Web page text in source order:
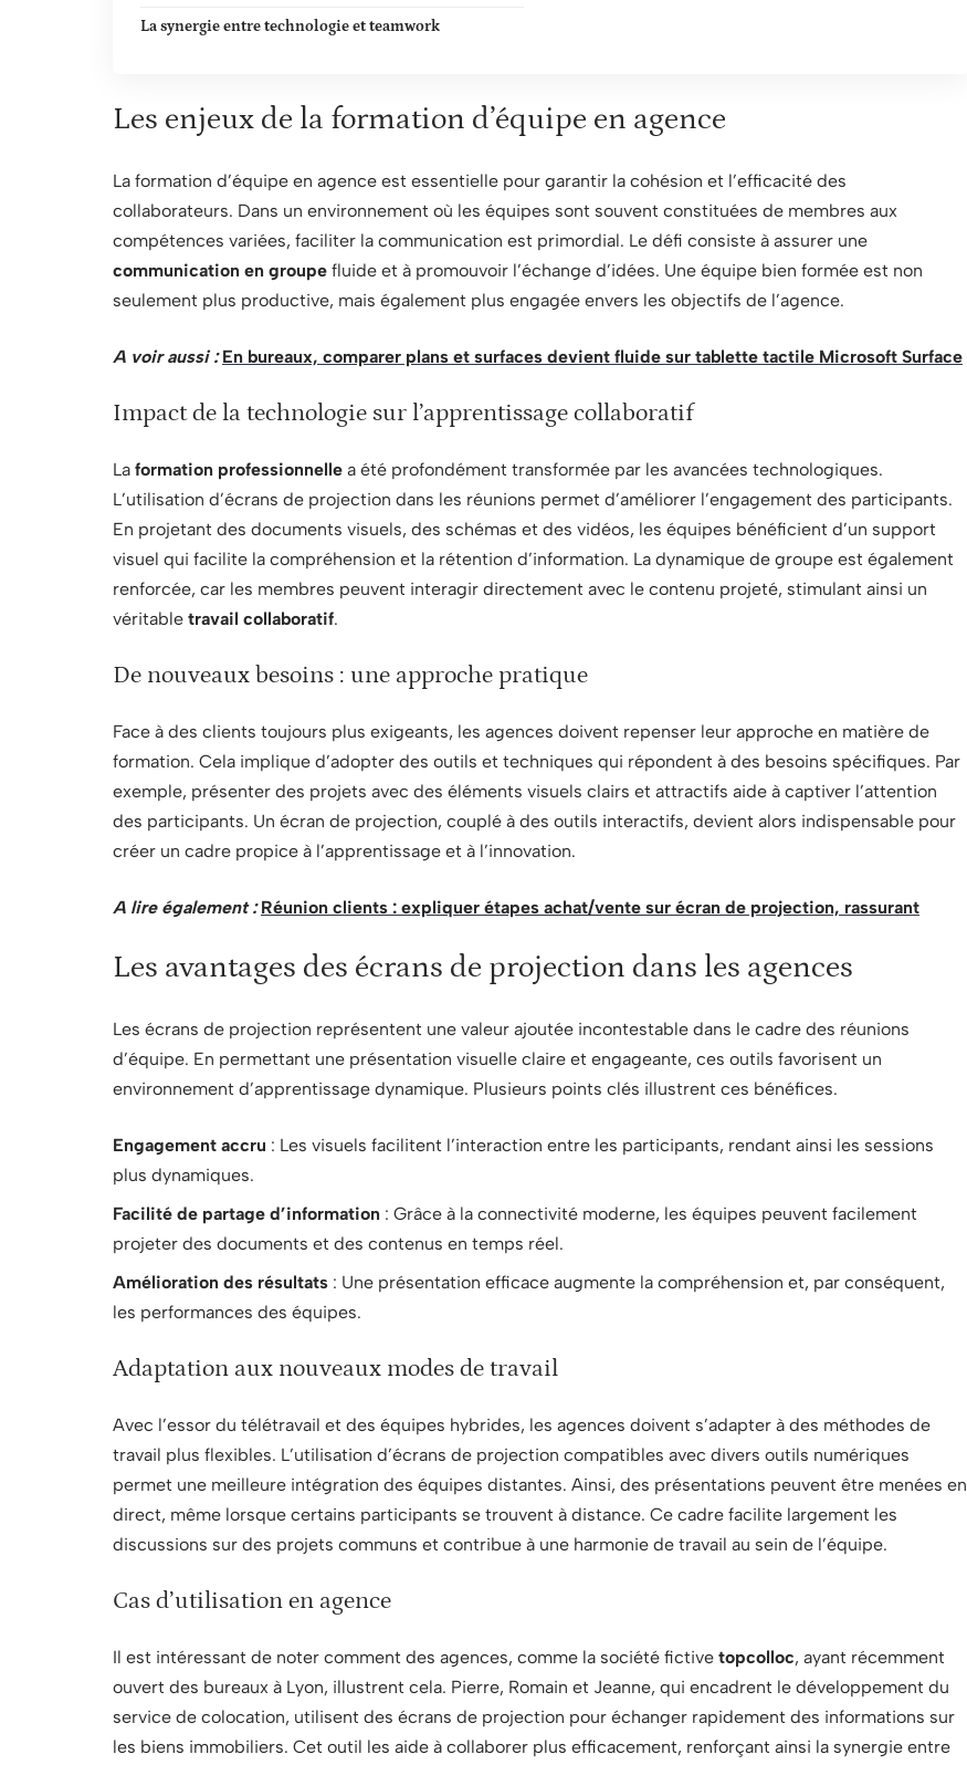
La synergie entre technologie et teamwork
Les enjeux de la formation d’équipe en agence
La formation d’équipe en agence est essentielle pour garantir la cohésion et l’efficacité des
collaborateurs. Dans un environnement où les équipes sont souvent constituées de membres aux
compétences variées, faciliter la communication est primordial. Le défi consiste à assurer une
communication en groupe fluide et à promouvoir l’échange d’idées. Une équipe bien formée est non
seulement plus productive, mais également plus engagée envers les objectifs de l’agence.
A voir aussi : En bureaux, comparer plans et surfaces devient fluide sur tablette tactile Microsoft Surface
Impact de la technologie sur l’apprentissage collaboratif
La formation professionnelle a été profondément transformée par les avancées technologiques.
L’utilisation d’écrans de projection dans les réunions permet d’améliorer l’engagement des participants.
En projetant des documents visuels, des schémas et des vidéos, les équipes bénéficient d’un support
visuel qui facilite la compréhension et la rétention d’information. La dynamique de groupe est également
renforcée, car les membres peuvent interagir directement avec le contenu projeté, stimulant ainsi un
véritable travail collaboratif.
De nouveaux besoins : une approche pratique
Face à des clients toujours plus exigeants, les agences doivent repenser leur approche en matière de
formation. Cela implique d’adopter des outils et techniques qui répondent à des besoins spécifiques. Par
exemple, présenter des projets avec des éléments visuels clairs et attractifs aide à captiver l’attention
des participants. Un écran de projection, couplé à des outils interactifs, devient alors indispensable pour
créer un cadre propice à l’apprentissage et à l’innovation.
A lire également : Réunion clients : expliquer étapes achat/vente sur écran de projection, rassurant
Les avantages des écrans de projection dans les agences
Les écrans de projection représentent une valeur ajoutée incontestable dans le cadre des réunions
d’équipe. En permettant une présentation visuelle claire et engageante, ces outils favorisent un
environnement d’apprentissage dynamique. Plusieurs points clés illustrent ces bénéfices.
Engagement accru : Les visuels facilitent l’interaction entre les participants, rendant ainsi les sessions
plus dynamiques.
Facilité de partage d’information : Grâce à la connectivité moderne, les équipes peuvent facilement
projeter des documents et des contenus en temps réel.
Amélioration des résultats : Une présentation efficace augmente la compréhension et, par conséquent,
les performances des équipes.
Adaptation aux nouveaux modes de travail
Avec l’essor du télétravail et des équipes hybrides, les agences doivent s’adapter à des méthodes de
travail plus flexibles. L’utilisation d’écrans de projection compatibles avec divers outils numériques
permet une meilleure intégration des équipes distantes. Ainsi, des présentations peuvent être menées en
direct, même lorsque certains participants se trouvent à distance. Ce cadre facilite largement les
discussions sur des projets communs et contribue à une harmonie de travail au sein de l’équipe.
Cas d’utilisation en agence
Il est intéressant de noter comment des agences, comme la société fictive topcolloc, ayant récemment
ouvert des bureaux à Lyon, illustrent cela. Pierre, Romain et Jeanne, qui encadrent le développement du
service de colocation, utilisent des écrans de projection pour échanger rapidement des informations sur
les biens immobiliers. Cet outil les aide à collaborer plus efficacement, renforçant ainsi la synergie entre